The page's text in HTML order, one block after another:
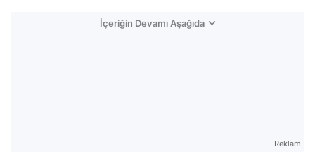
İçeriğin Devamı Aşağıda
Reklam